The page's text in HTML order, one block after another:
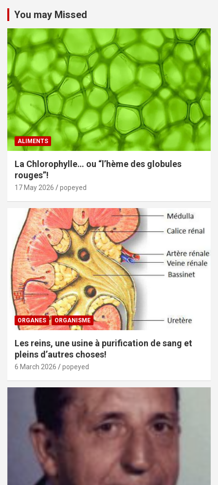
You may Missed
ALIMENTS
La Chlorophylle… ou “l’hème des globules
rouges”!
17 May 2026 popeyed
ORGANES ORGANISME
Les reins, une usine à purification de sang et
pleins d’autres choses!
6 March 2026 popeyed